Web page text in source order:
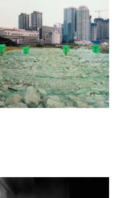
Wondering
堀川御池ギャラリー
卓媛